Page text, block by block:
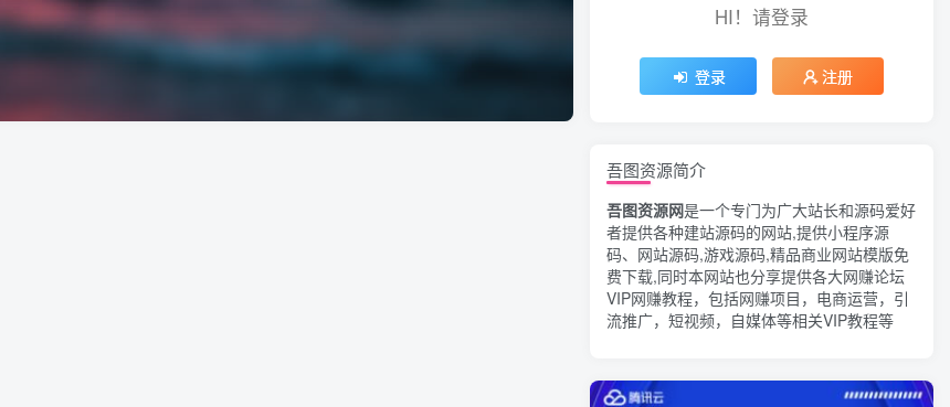
HI！请登录
登录 注册
HI！请登录
登录 注册
吾图资源简介
吾图资源网是一个专门为广大站长和源码爱好
者提供各种建站源码的网站,提供小程序源
码、网站源码,游戏源码,精品商业网站模版免
费下载,同时本网站也分享提供各大网赚论坛
VIP网赚教程，包括网赚项目，电商运营，引
流推广，短视频，自媒体等相关VIP教程等